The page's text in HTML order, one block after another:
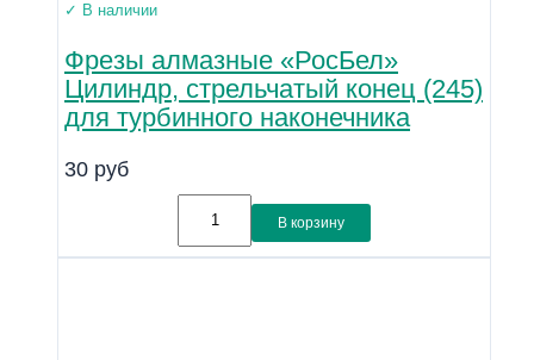
✓ В наличии
Фрезы алмазные «РосБел»
Цилиндр, стрельчатый конец (245)
для турбинного наконечника
30 руб
В корзину